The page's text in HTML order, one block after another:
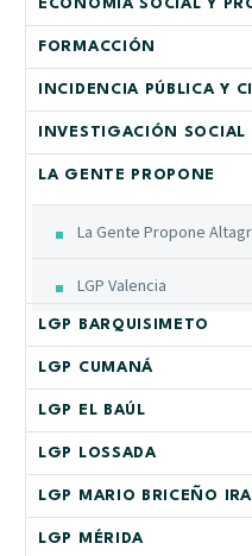
ECONOMÍA SOCIAL Y
FORMACCIÓN
INCIDENCIA PÚBLICA Y
INVESTIGACIÓN SOCIAL
LA GENTE PROPONE
La Gente Propone
LGP Valencia
LGP BARQUISIMETO
LGP CUMANÁ
LGP EL BAÚL
LGP LOSSADA
LGP MARIO BRICEÑO
LGP MÉRIDA